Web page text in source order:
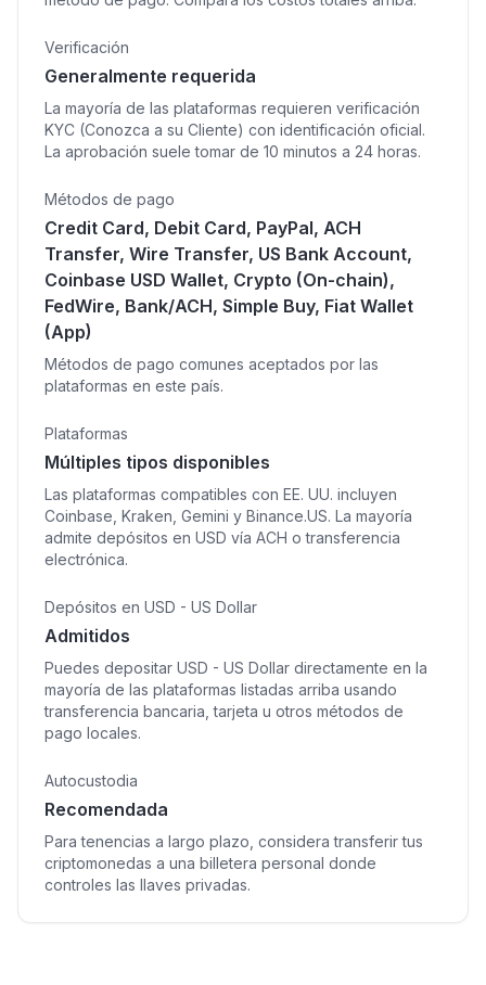
Verificación
Generalmente requerida
La mayoría de las plataformas requieren verificación
KYC (Conozca a su Cliente) con identificación oficial.
La aprobación suele tomar de 10 minutos a 24 horas.
Métodos de pago
Credit Card, Debit Card, PayPal, ACH
Transfer, Wire Transfer, US Bank Account,
Coinbase USD Wallet, Crypto (On-chain),
FedWire, Bank/ACH, Simple Buy, Fiat Wallet
(App)
Métodos de pago comunes aceptados por las
plataformas en este país.
Plataformas
Múltiples tipos disponibles
Las plataformas compatibles con EE. UU. incluyen
Coinbase, Kraken, Gemini y Binance.US. La mayoría
admite depósitos en USD vía ACH o transferencia
electrónica.
Depósitos en USD - US Dollar
Admitidos
Puedes depositar USD - US Dollar directamente en la
mayoría de las plataformas listadas arriba usando
transferencia bancaria, tarjeta u otros métodos de
pago locales.
Autocustodia
Recomendada
Para tenencias a largo plazo, considera transferir tus
criptomonedas a una billetera personal donde
controles las llaves privadas.